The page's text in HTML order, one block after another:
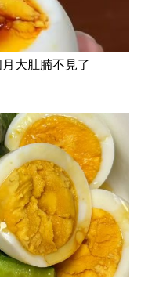
大肚腩不見了